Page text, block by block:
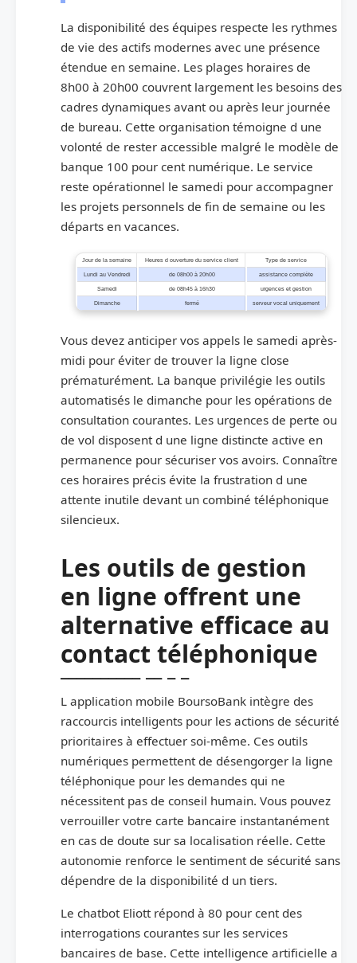
La disponibilité des équipes respecte les rythmes
de vie des actifs modernes avec une présence
étendue en semaine. Les plages horaires de
8h00 à 20h00 couvrent largement les besoins des
cadres dynamiques avant ou après leur journée
de bureau. Cette organisation témoigne d une
volonté de rester accessible malgré le modèle de
banque 100 pour cent numérique. Le service
reste opérationnel le samedi pour accompagner
les projets personnels de fin de semaine ou les
départs en vacances.
Jour de la semaine Heures d ouverture du service client Type de service
Lundi au Vendredi de 08h00 à 20h00 assistance complète
Samedi de 08h45 à 16h30 urgences et gestion
Dimanche fermé serveur vocal uniquement
Vous devez anticiper vos appels le samedi après-
midi pour éviter de trouver la ligne close
prématurément. La banque privilégie les outils
automatisés le dimanche pour les opérations de
consultation courantes. Les urgences de perte ou
de vol disposent d une ligne distincte active en
permanence pour sécuriser vos avoirs. Connaître
ces horaires précis évite la frustration d une
attente inutile devant un combiné téléphonique
silencieux.
Les outils de gestion
en ligne offrent une
alternative efficace au
contact téléphonique
L application mobile BoursoBank intègre des
raccourcis intelligents pour les actions de sécurité
prioritaires à effectuer soi-même. Ces outils
numériques permettent de désengorger la ligne
téléphonique pour les demandes qui ne
nécessitent pas de conseil humain. Vous pouvez
verrouiller votre carte bancaire instantanément
en cas de doute sur sa localisation réelle. Cette
autonomie renforce le sentiment de sécurité sans
dépendre de la disponibilité d un tiers.
Le chatbot Eliott répond à 80 pour cent des
interrogations courantes sur les services
bancaires de base. Cette intelligence artificielle a